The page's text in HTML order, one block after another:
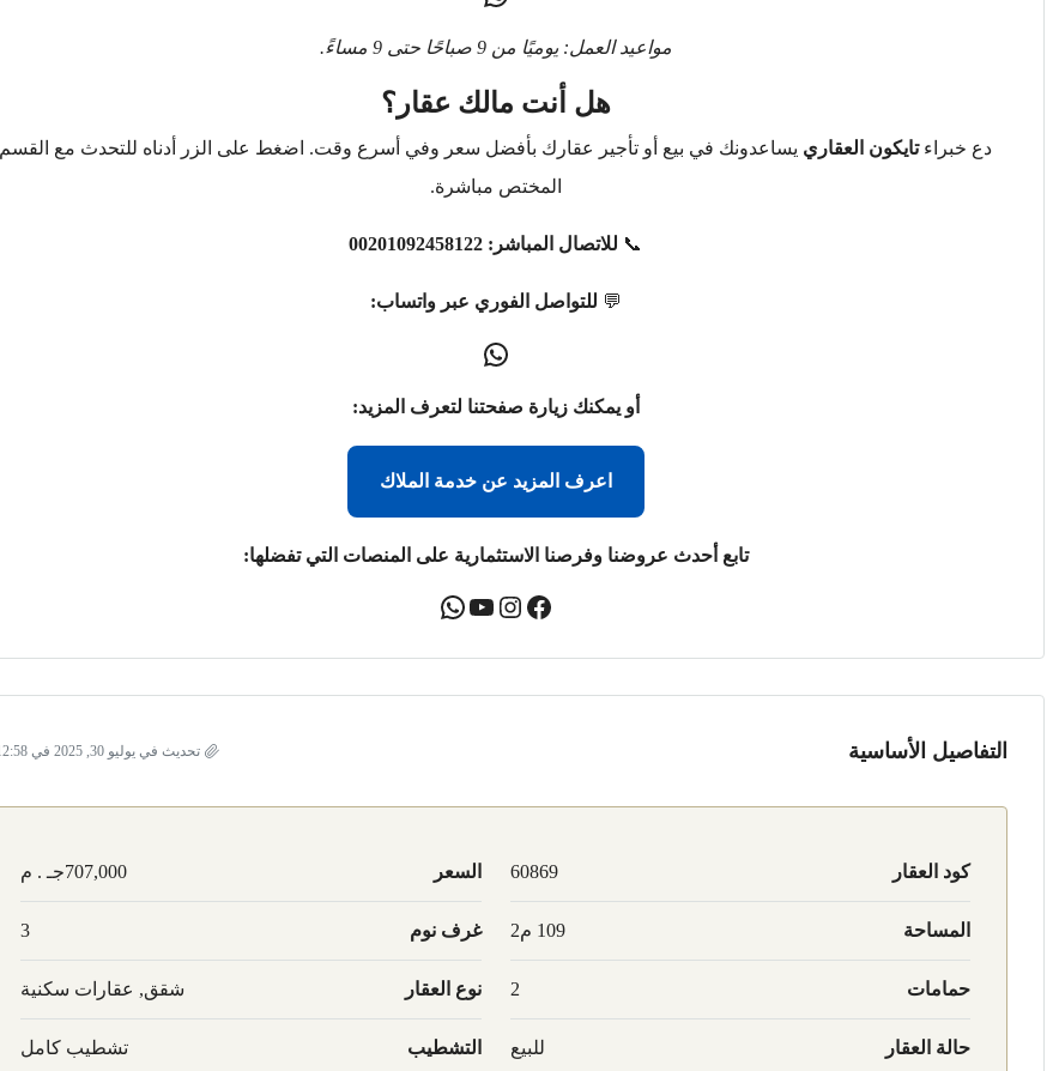
مواعيد العمل: يوميًا من 9 صباحًا حتى 9 مساءً.
هل أنت مالك عقار؟
دع خبراءتايكون العقاري يساعدونك في بيع أو تأجير عقارك بأفضل سعر وفي أسرع وقت. اضغط على الزر أدناه للتحدث مع القسم
المختص مباشرة.
📞 للاتصال المباشر: 00201092458122
💬 للتواصل الفوري عبر واتساب:
أو يمكنك زيارة صفحتنا لتعرف المزيد:
اعرف المزيد عن خدمة الملاك
تابع أحدث عروضنا وفرصنا الاستثمارية على المنصات التي تفضلها:
التفاصيل الأساسية تحديث في يوليو 30, 2025 في 12:58 م
كود العقار 60869 السعر 707,000جـ . م
المساحة 109 م2 غرف نوم 3
حمامات 2 نوع العقار شقق, عقارات سكنية
حالة العقار للبيع التشطيب تشطيب كامل